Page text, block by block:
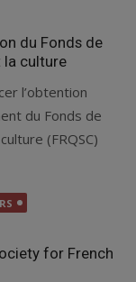
du Fonds de
la culture
l’obtention
du Fonds de
(FRQSC)
for French